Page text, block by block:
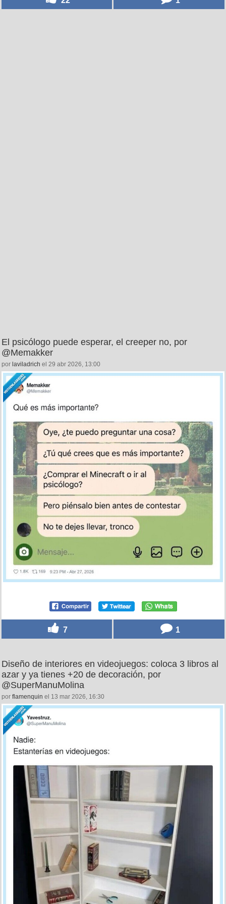
El psicólogo puede esperar, el creeper no, por
@Memakker
por laviladrich el 29 abr 2026, 13:00
7 1
Diseño de interiores en videojuegos: coloca 3 libros al
azar y ya tienes +20 de decoración, por
@SuperManuMolina
por flamenquin el 13 mar 2026, 16:30